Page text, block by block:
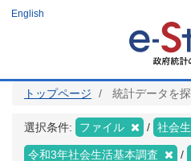
ツ
English
トップページ 統計データを
選択条件: ファイル 社会
令和3年社会生活基本調査